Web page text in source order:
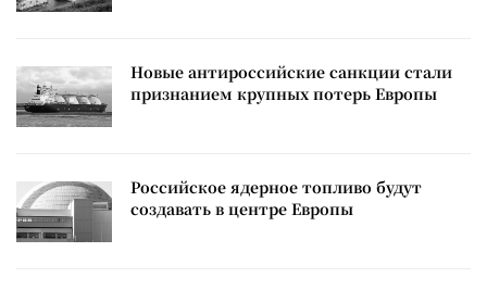
Новые антироссийские санкции стали
признанием крупных потерь Европы
Российское ядерное топливо будут
создавать в центре Европы